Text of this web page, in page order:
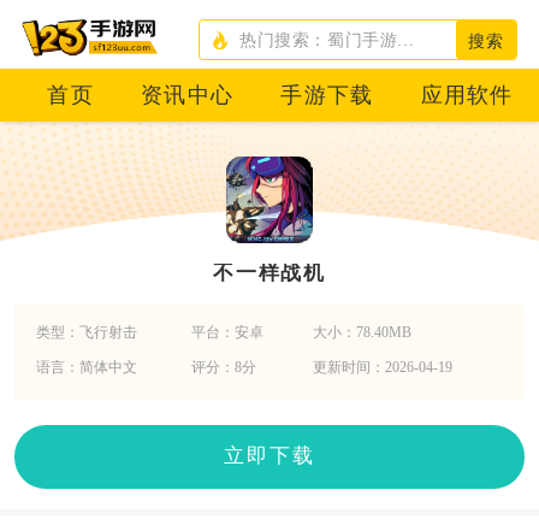
搜索
首页 资讯中心 手游下载 应用软件
不一样战机
类型：飞行射击 平台：安卓 大小：78.40MB
语言：简体中文 评分：8分 更新时间：2026-04-19
立即下载